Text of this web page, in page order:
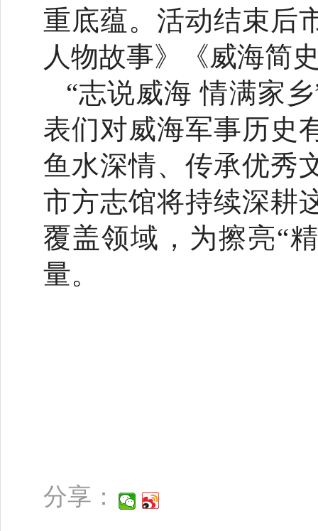
重底蕴。活动结束后
人物故事》《威海简
“志说威海 情满家
表们对威海军事历史
鱼水深情、传承优秀
市方志馆将持续深耕
覆盖领域，为擦亮“
量。
分享：